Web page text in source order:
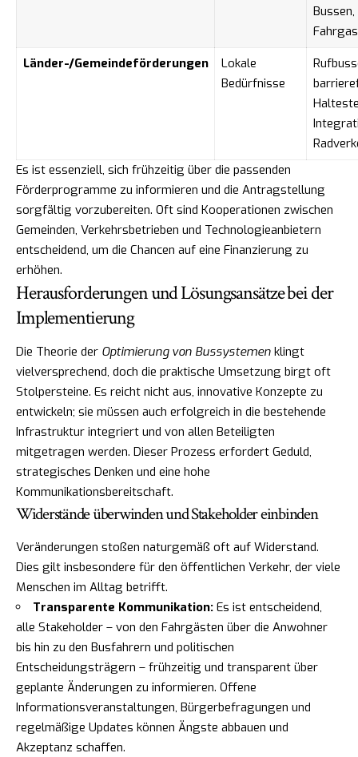
Länder-/Gemeindeförderungen
Lokale
Bedürfnisse
Es ist essenziell, sich frühzeitig über die passenden
Förderprogramme zu informieren und die Antragstellung
sorgfältig vorzubereiten. Oft sind Kooperationen zwischen
Gemeinden, Verkehrsbetrieben und Technologieanbietern
entscheidend, um die Chancen auf eine Finanzierung zu
erhöhen.
Herausforderungen und Lösungsansätze bei der
Implementierung
Die Theorie der Optimierung von Bussystemen klingt
vielversprechend, doch die praktische Umsetzung birgt oft
Stolpersteine. Es reicht nicht aus, innovative Konzepte zu
entwickeln; sie müssen auch erfolgreich in die bestehende
Infrastruktur integriert und von allen Beteiligten
mitgetragen werden. Dieser Prozess erfordert Geduld,
strategisches Denken und eine hohe
Kommunikationsbereitschaft.
Widerstände überwinden und Stakeholder einbinden
Veränderungen stoßen naturgemäß oft auf Widerstand.
Dies gilt insbesondere für den öffentlichen Verkehr, der viele
Menschen im Alltag betrifft.
Transparente Kommunikation: Es ist entscheidend,
alle Stakeholder – von den Fahrgästen über die Anwohner
bis hin zu den Busfahrern und politischen
Entscheidungsträgern – frühzeitig und transparent über
geplante Änderungen zu informieren. Offene
Informationsveranstaltungen, Bürgerbefragungen und
regelmäßige Updates können Ängste abbauen und
Akzeptanz schaffen.